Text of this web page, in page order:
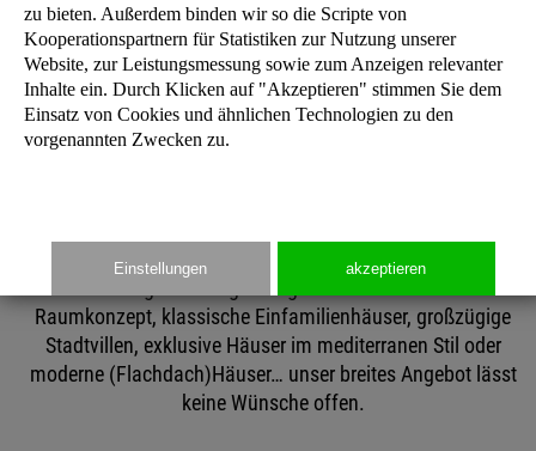
Haben Sie noch keine konkrete Vorstellung, wie Ihr
zukünftiges Niedrigenergiehaus aussehen soll?
Dann lassen Sie sich von unseren Typenhäuser
Raumkonzept, klassische Einfamilienhäuser, großzügige
Stadtvillen, exklusive Häuser im mediterranen Stil oder
moderne (Flachdach)Häuser… unser breites Angebot lässt
keine Wünsche offen.
zu bieten. Außerdem binden wir so die Scripte von
Kooperationspartnern für Statistiken zur Nutzung unserer
Website, zur Leistungsmessung sowie zum Anzeigen relevanter
Inhalte ein. Durch Klicken auf "Akzeptieren" stimmen Sie dem
Einsatz von Cookies und ähnlichen Technologien zu den
vorgenannten Zwecken zu.
Einstellungen akzeptieren